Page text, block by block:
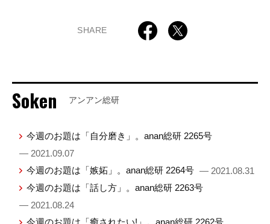
SHARE
Soken アンアン総研
今週のお題は「自分磨き」。anan総研 2265号
— 2021.09.07
今週のお題は「嫉妬」。anan総研 2264号 — 2021.08.31
今週のお題は「話し方」。anan総研 2263号
— 2021.08.24
今週のお題は「癒されたい!」。anan総研 2262号